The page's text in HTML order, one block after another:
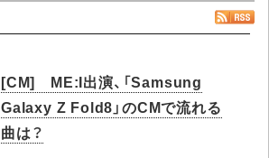
[CM] ME:I出演、「Samsung
Galaxy Z Fold8」のCMで流れる
曲は？